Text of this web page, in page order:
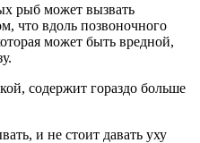
рыб может вызвать
что вдоль позвоночного
может быть вредной,
содержит гораздо больше
и не стоит давать уху